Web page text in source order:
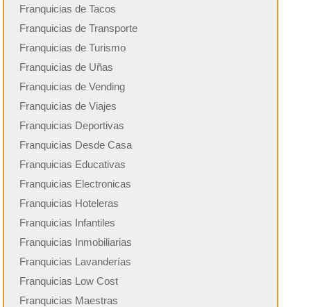
Franquicias de Tacos
Franquicias de Transporte
Franquicias de Turismo
Franquicias de Uñas
Franquicias de Vending
Franquicias de Viajes
Franquicias Deportivas
Franquicias Desde Casa
Franquicias Educativas
Franquicias Electronicas
Franquicias Hoteleras
Franquicias Infantiles
Franquicias Inmobiliarias
Franquicias Lavanderías
Franquicias Low Cost
Franquicias Maestras